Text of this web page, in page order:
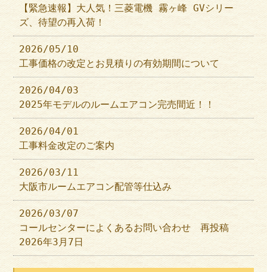
【緊急速報】大人気！三菱電機 霧ヶ峰 GVシリー
ズ、待望の再入荷！
2026/05/10
工事価格の改定とお見積りの有効期間について
2026/04/03
2025年モデルのルームエアコン完売間近！！
2026/04/01
工事料金改定のご案内
2026/03/11
大阪市ルームエアコン配管等仕込み
2026/03/07
コールセンターによくあるお問い合わせ 再投稿
2026年3月7日